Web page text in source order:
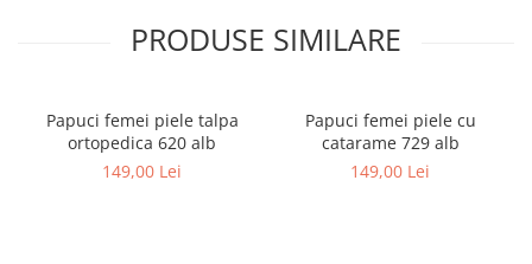
PRODUSE SIMILARE
Papuci femei piele talpa
ortopedica 620 alb
149,00 Lei
Papuci femei piele cu
catarame 729 alb
149,00 Lei